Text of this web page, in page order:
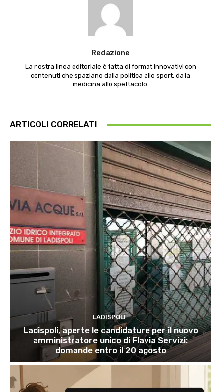
Redazione
La nostra linea editoriale è fatta di format innovativi con
contenuti che spaziano dalla politica allo sport, dalla
medicina allo spettacolo.
ARTICOLI CORRELATI
LADISPOLI
Ladispoli, aperte le candidature per il nuovo
amministratore unico di Flavia Servizi:
domande entro il 20 agosto